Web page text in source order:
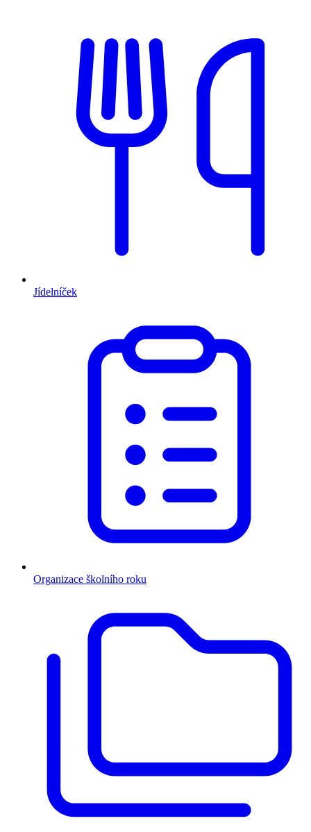
Jídelníček
Organizace školního roku